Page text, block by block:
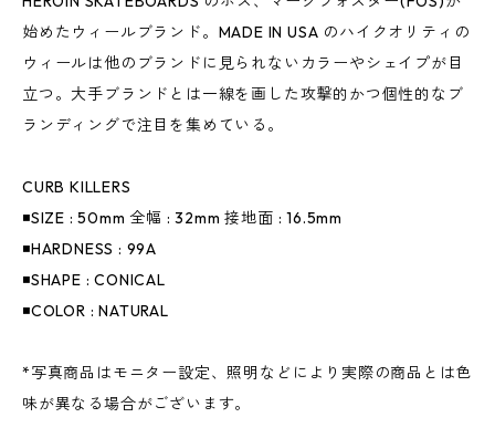
始めたウィールブランド。MADE IN USA のハイクオリティの
ウィールは他のブランドに見られないカラーやシェイプが目
立つ。大手ブランドとは一線を画した攻撃的かつ個性的なブ
ランディングで注目を集めている。
CURB KILLERS
◾️SIZE : 50mm 全幅 : 32mm 接地面 : 16.5mm
◾️HARDNESS : 99A
◾️SHAPE : CONICAL
◾️COLOR : NATURAL
*写真商品はモニター設定、照明などにより実際の商品とは色
味が異なる場合がございます。